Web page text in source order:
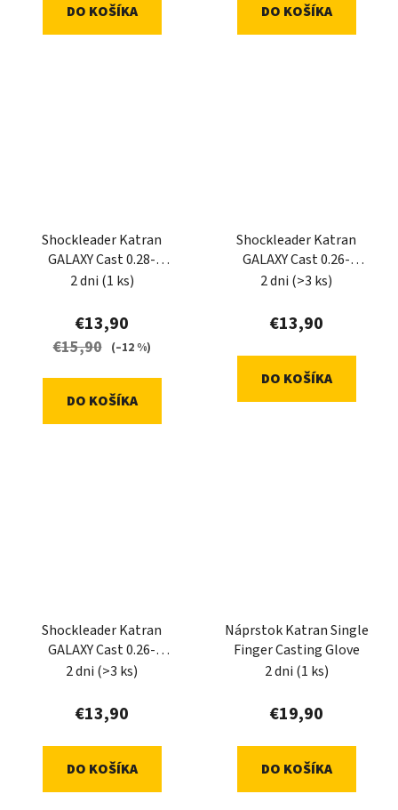
DO KOŠÍKA DO KOŠÍKA
Shockleader Katran
GALAXY Cast 0.28-
0.47mm 5x12m (Camo)
2 dni (1 ks)
€13,90
€15,90 (–12 %)
DO KOŠÍKA
Shockleader Katran
GALAXY Cast 0.26-
0.57mm 5x15m
2 dni (>3 ks)
€13,90
DO KOŠÍKA
Shockleader Katran
GALAXY Cast 0.26-
0.47mm 5x12m
2 dni (>3 ks)
€13,90
DO KOŠÍKA
Náprstok Katran Single
Finger Casting Glove
2 dni (1 ks)
€19,90
DO KOŠÍKA